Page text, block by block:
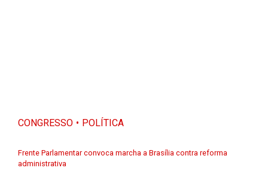
CONGRESSO POLÍTICA
Frente Parlamentar convoca marcha a Brasília contra reforma
administrativa